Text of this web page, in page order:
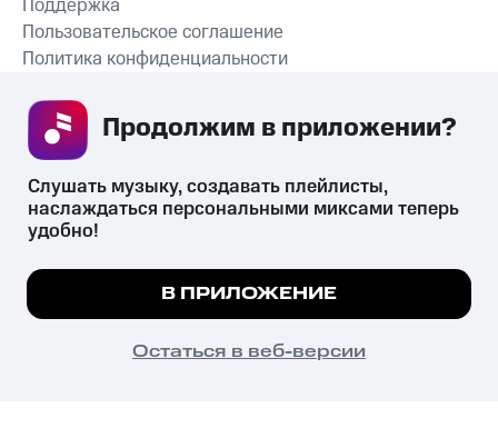
СКАЧАТЬ ПРИЛОЖЕНИЕ
Поддержка
Пользовательское соглашение
Политика конфиденциальности
психотропных веществ, их аналогов причиняет вред здоровью,
их незаконный оборот запрещён и влечёт установленную
законодательством ответственность.
© 2026 ООО «КИОН».
Все права защищены
Мы используем куки, чтобы на сайте все
Подробнее
ПОНЯТНО
Слушать музыку, создавать плейлисты,
наслаждаться персональными миксами теперь
удобно!
В ПРИЛОЖЕНИЕ
Остаться в веб-версии